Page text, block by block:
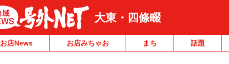
大東・四條畷
お店News お店みちゃお まち 話題